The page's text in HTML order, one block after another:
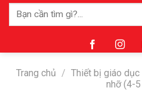
Tìm
Trang chủ / Thiết bị giáo dục
nhỡ (4-